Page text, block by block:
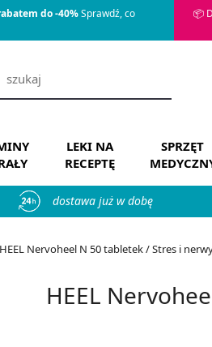
do -40%Sprawdź, co
📦
LEKI NA
RECEPTĘ
SPRZĘT
dostawa już w dobę
HEEL Nervoheel N 50 tabletek / Stres i nerwy
HEEL